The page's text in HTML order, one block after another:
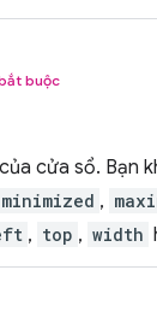
buộc
cửa sổ. Bạn
minimized ,
, top , width